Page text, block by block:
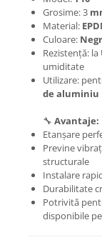
Grosime: 3
Material:
Culoare:
Rezistență:
umiditate
Utilizare:
de aluminiu
🔧 Avantaje:
Etanșare
Previne
structurale
Instalare
Durabilitate
Potrivită
disponibile